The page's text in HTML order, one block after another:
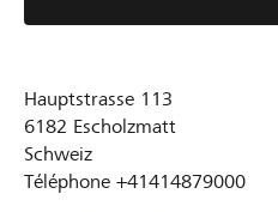
Hauptstrasse 113
6182 Escholzmatt
Schweiz
Téléphone +41414879000